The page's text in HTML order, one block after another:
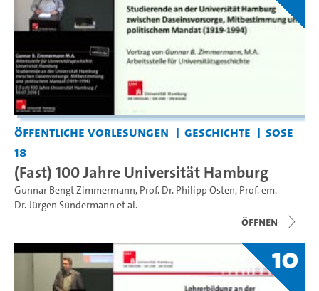
Öffentliche Vorlesungen Geschichte
SoSe
18
(Fast) 100 Jahre Universität Hamburg
Gunnar Bengt Zimmermann, Prof. Dr. Philipp Osten, Prof. em.
Dr. Jürgen Sündermann et al.
Öffnen
10